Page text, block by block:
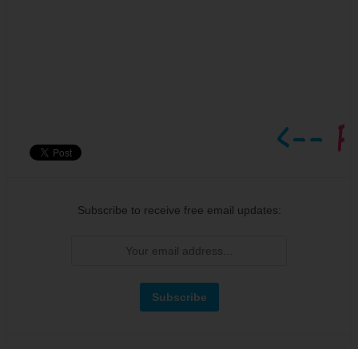
Subscribe to receive free email updates: